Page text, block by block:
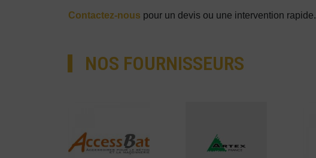
Contactez-nous pour un devis ou une intervention rapide.
NOS FOURNISSEURS